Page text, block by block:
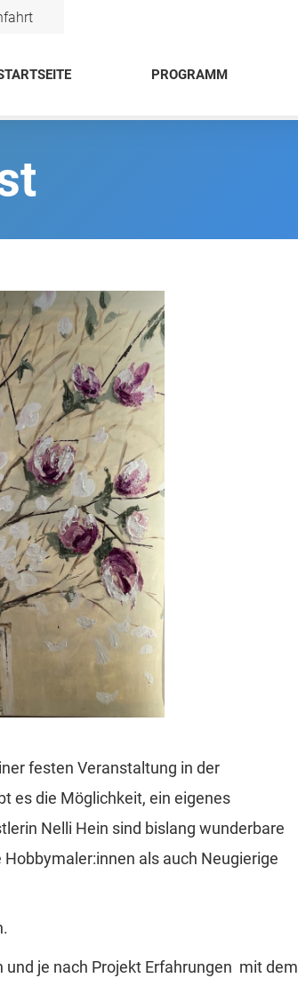
PROGRAMM
festen Veranstaltung in der
es die Möglichkeit, ein eigenes
Nelli Hein sind bislang wunderbare
als auch Neugierige
je nach Projekt Erfahrungen mit dem